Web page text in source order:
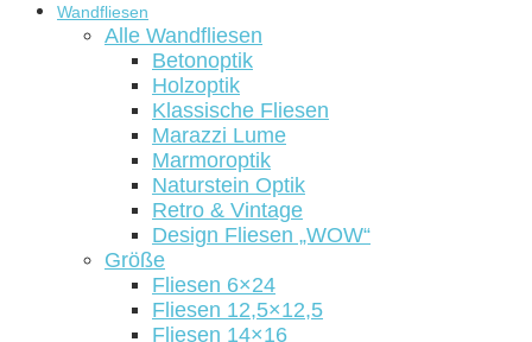
Wandfliesen
Alle Wandfliesen
Betonoptik
Holzoptik
Klassische Fliesen
Marazzi Lume
Marmoroptik
Naturstein Optik
Retro & Vintage
Design Fliesen „WOW“
Größe
Fliesen 6×24
Fliesen 12,5×12,5
Fliesen 14×16